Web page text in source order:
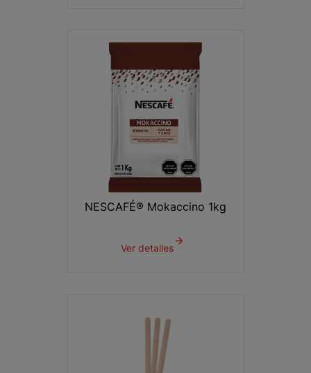
NESCAFÉ® Mokaccino 1kg
Ver detalles